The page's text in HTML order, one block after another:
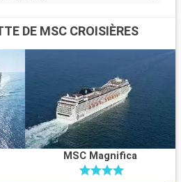
DE MSC CROISIÈRES
MSC Magnifica